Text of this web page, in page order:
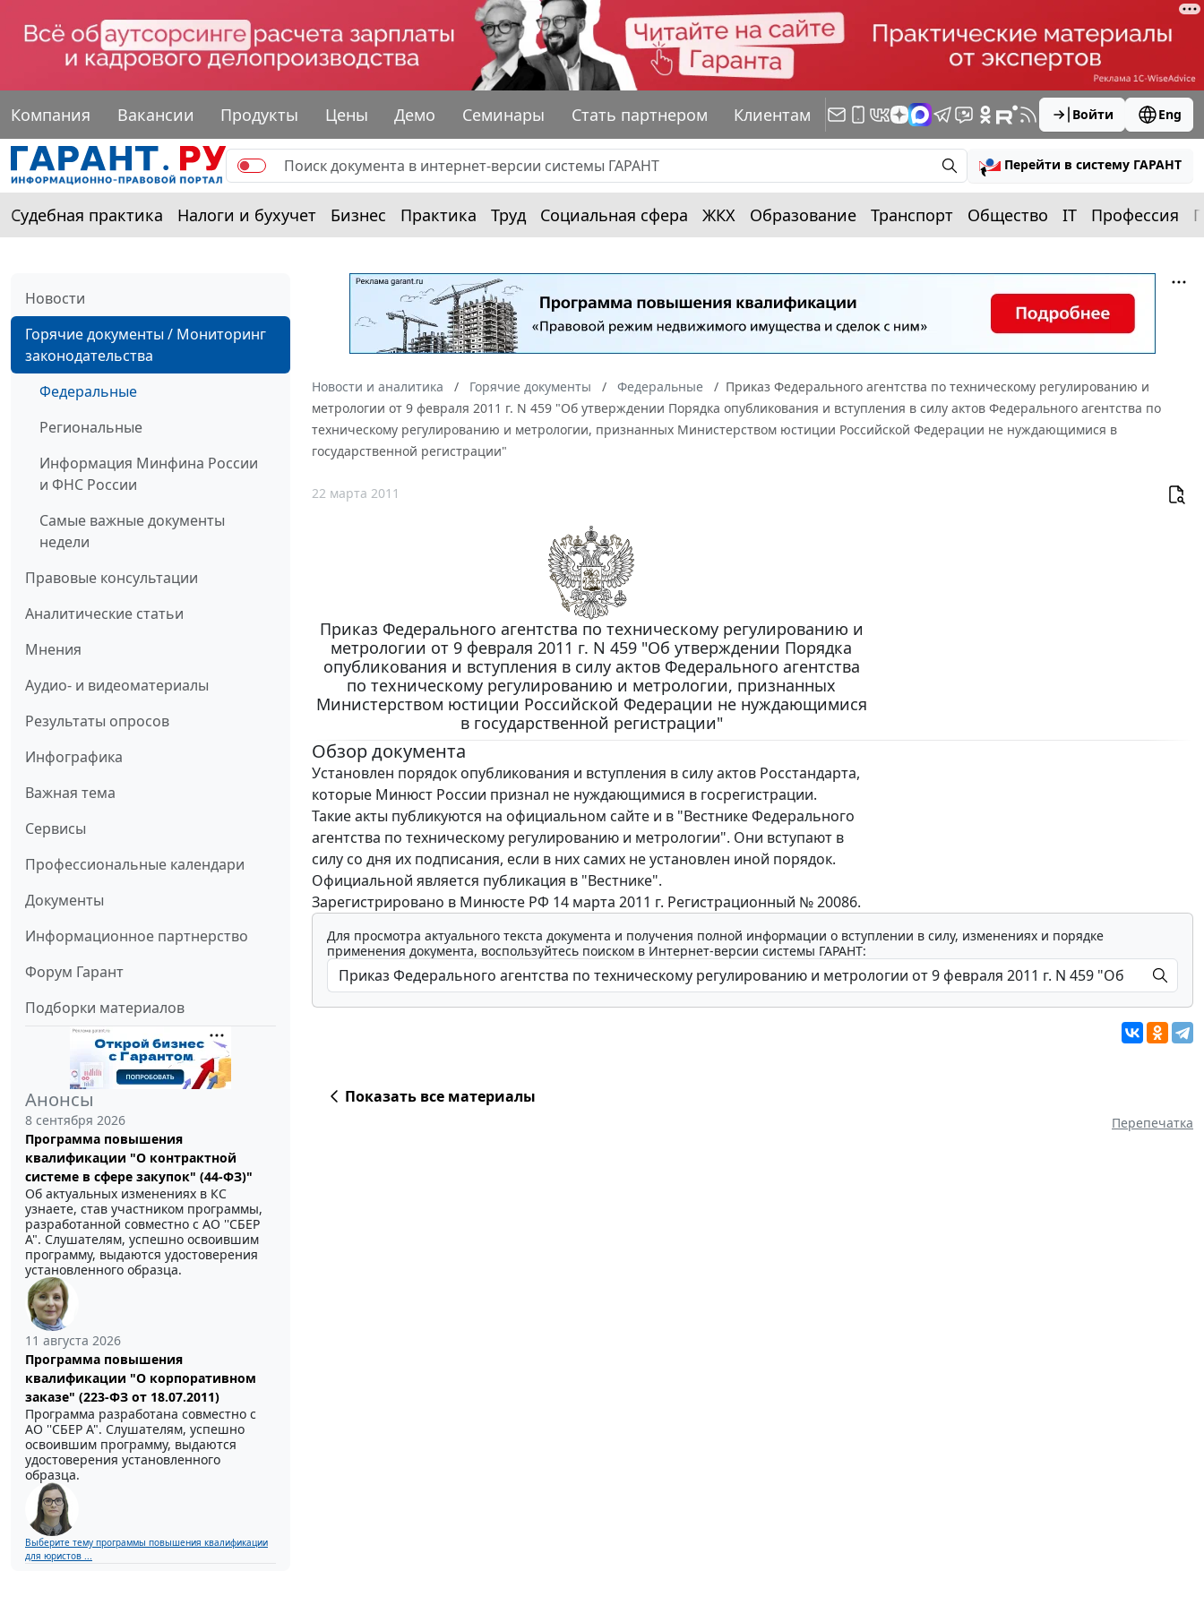
Компания Вакансии Продукты Цены Демо Семинары Стать партнером Клиентам Войти Eng
Перейти в систему ГАРАНТ
Судебная практика Налоги и бухучет Бизнес Практика Труд Социальная сфера ЖКХ Образование Транспорт Общество IT Профессия
Новости
Горячие документы / Мониторинг
законодательства
Федеральные
Региональные
Информация Минфина России
и ФНС России
Самые важные документы
недели
Правовые консультации
Аналитические статьи
Мнения
Аудио- и видеоматериалы
Результаты опросов
Инфографика
Важная тема
Сервисы
Профессиональные календари
Документы
Информационное партнерство
Форум Гарант
Подборки материалов
Анонсы
8 сентября 2026
Программа повышения
квалификации "О контрактной
системе в сфере закупок" (44-ФЗ)"
Об актуальных изменениях в КС
узнаете, став участником программы,
разработанной совместно с АО ''СБЕР
А". Слушателям, успешно освоившим
программу, выдаются удостоверения
установленного образца.
11 августа 2026
Программа повышения
квалификации "О корпоративном
заказе" (223-ФЗ от 18.07.2011)
Программа разработана совместно с
АО ''СБЕР А". Слушателям, успешно
освоившим программу, выдаются
удостоверения установленного
образца.
Выберите тему программы повышения квалификации
для юристов ...
Новости и аналитика Горячие документы Федеральные
Приказ Федерального агентства по техническому регулированию и
метрологии от 9 февраля 2011 г. N 459 "Об утверждении Порядка опубликования и вступления в силу актов Федерального агентства по
техническому регулированию и метрологии, признанных Министерством юстиции Российской Федерации не нуждающимися в
государственной регистрации"
22 марта 2011
Приказ Федерального агентства по техническому регулированию и
метрологии от 9 февраля 2011 г. N 459 "Об утверждении Порядка
опубликования и вступления в силу актов Федерального агентства
по техническому регулированию и метрологии, признанных
Министерством юстиции Российской Федерации не нуждающимися
в государственной регистрации"
Обзор документа
Установлен порядок опубликования и вступления в силу актов Росстандарта,
которые Минюст России признал не нуждающимися в госрегистрации.
Такие акты публикуются на официальном сайте и в "Вестнике Федерального
агентства по техническому регулированию и метрологии". Они вступают в
силу со дня их подписания, если в них самих не установлен иной порядок.
Официальной является публикация в "Вестнике".
Зарегистрировано в Минюсте РФ 14 марта 2011 г. Регистрационный № 20086.
Для просмотра актуального текста документа и получения полной информации о вступлении в силу, изменениях и порядке
применения документа, воспользуйтесь поиском в Интернет-версии системы ГАРАНТ:
Показать все материалы
Перепечатка